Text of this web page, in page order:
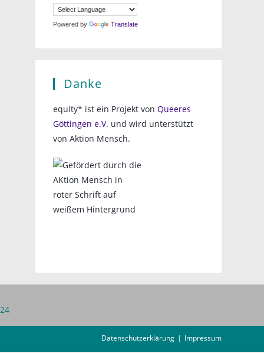
Powered by Translate
Danke
equity* ist ein Projekt von Queeres
Göttingen e.V. und wird unterstützt
von Aktion Mensch.
Datenschutzerklärung Impressum